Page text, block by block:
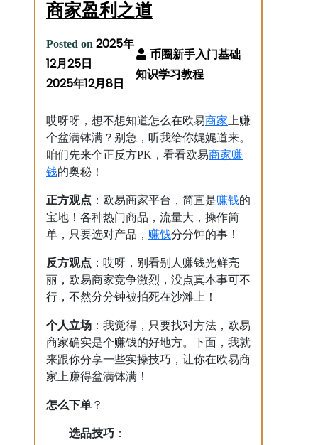
商家盈利之道
Posted on 2025年
12月25日
2025年12月8日
哎呀呀，想不想知道怎么在欧易商家 上赚
个盆满钵满？别急，听我给你娓娓道来。
咱们先来个正反方PK，看看欧易商家赚
钱的奥秘！
正方观点 ：欧易商家平台，简直是赚钱的
宝地！各种热门商品，流量大，操作简
单，只要选对产品， 赚钱分分钟的事！
反方观点 ：哎呀，别看别人赚钱光鲜亮
丽，欧易商家竞争激烈，没点真本事可不
行，不然分分钟被拍死在沙滩上！
个人立场 ：我觉得，只要找对方法，欧易
商家确实是个赚钱的好地方。下面，我就
来跟你分享一些实操技巧，让你在欧易商
家上赚得盆满钵满！
怎么下单 ？
选品技巧 ：